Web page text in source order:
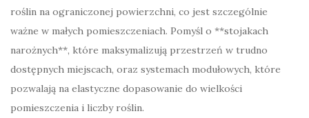
roślin na ograniczonej powierzchni, co jest szczególnie
ważne w małych pomieszczeniach. Pomyśl o **stojakach
narożnych**, które maksymalizują przestrzeń w trudno
dostępnych miejscach, oraz systemach modułowych, które
pozwalają na elastyczne dopasowanie do wielkości
pomieszczenia i liczby roślin.